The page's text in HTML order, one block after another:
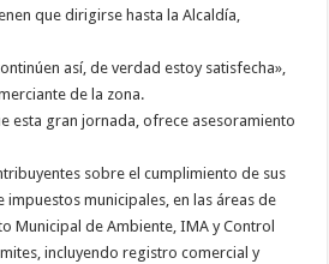
que dirigirse hasta la Alcaldía,
así, de verdad estoy satisfecha»,
de la zona.
esta gran jornada, ofrece asesoramiento
sobre el cumplimiento de sus
municipales, en las áreas de
Municipal de Ambiente, IMA y Control
incluyendo registro comercial y